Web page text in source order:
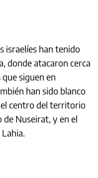
israelíes han tenido
donde atacaron cerca
siguen en
han sido blanco
centro del territorio
Nuseirat, y en el